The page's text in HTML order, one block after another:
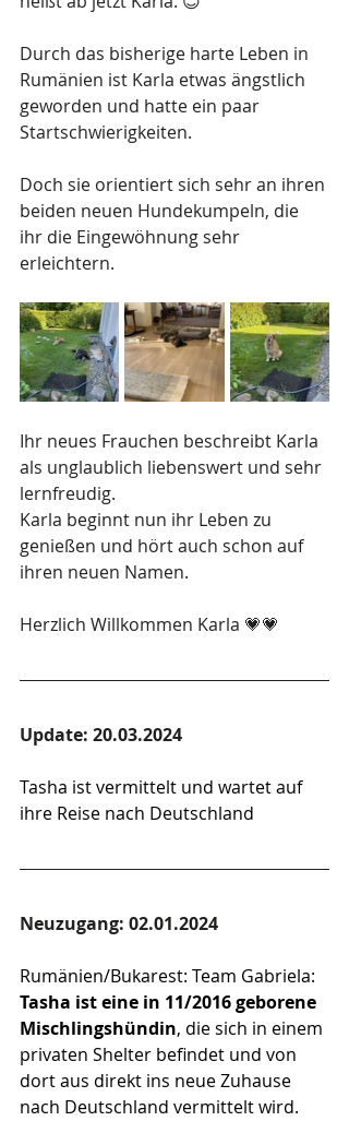
Durch das bisherige harte Leben in
Rumänien ist Karla etwas ängstlich
geworden und hatte ein paar
Startschwierigkeiten.
Doch sie orientiert sich sehr an ihren
beiden neuen Hundekumpeln, die
ihr die Eingewöhnung sehr
erleichtern.
Ihr neues Frauchen beschreibt Karla
als unglaublich liebenswert und sehr
lernfreudig.
Karla beginnt nun ihr Leben zu
genießen und hört auch schon auf
ihren neuen Namen.
Herzlich Willkommen Karla 💗💗
Update: 20.03.2024
Tasha ist vermittelt und wartet auf
ihre Reise nach Deutschland
Neuzugang: 02.01.2024
Rumänien/Bukarest: Team Gabriela:
Tasha ist eine in 11/2016 geborene
Mischlingshündin, die sich in einem
privaten Shelter befindet und von
dort aus direkt ins neue Zuhause
nach Deutschland vermittelt wird.